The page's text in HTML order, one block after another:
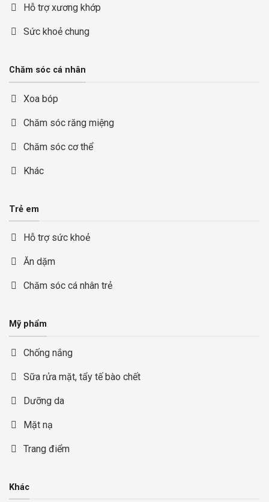
Hỗ trợ xương khớp
Sức khoẻ chung
Chăm sóc cá nhân
Xoa bóp
Chăm sóc răng miệng
Chăm sóc cơ thể
Khác
Trẻ em
Hỗ trợ sức khoẻ
Ăn dặm
Chăm sóc cá nhân trẻ
Mỹ phẩm
Chống nắng
Sữa rửa mặt, tẩy tế bào chết
Dưỡng da
Mặt nạ
Trang điểm
Khác